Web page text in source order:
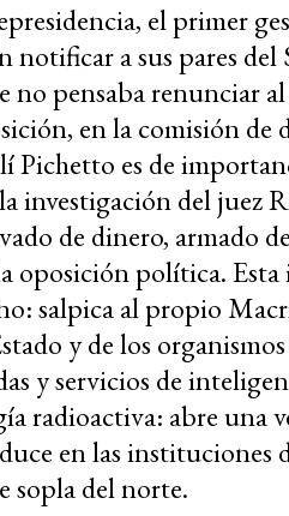
el primer
a sus pares del
pensaba renunciar
en la comisión de
Pichetto es de
investigación del juez
de dinero, armado
oposición política.
salpica al propio
y de los
y servicios de
radioactiva: abre una
en las instituciones
sopla del norte.